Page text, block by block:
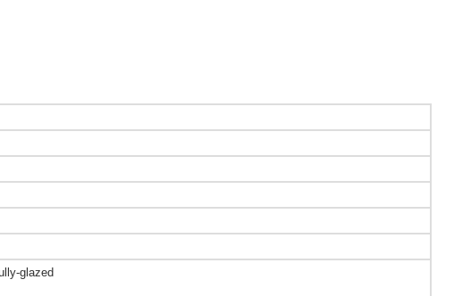
glazed